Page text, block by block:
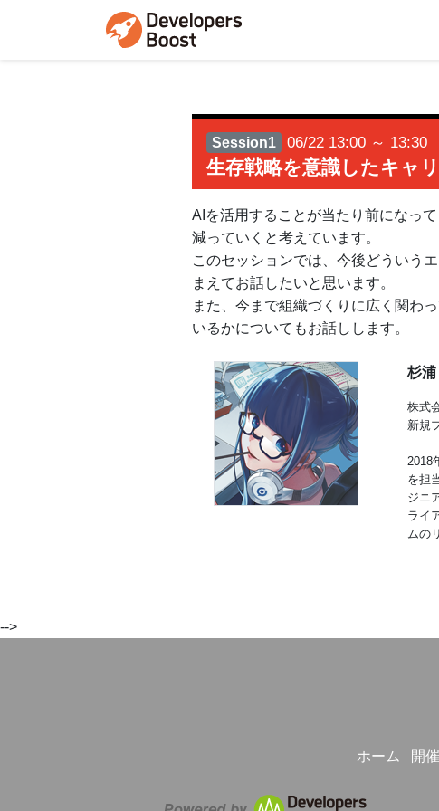
Session1 06/22 13:00 ～ 13:30
生存戦略を意識したキャ
AIを活用することが当たり前になっ
減っていくと考えています。
このセッションでは、今後どういう
まえてお話したいと思います。
また、今まで組織づくりに広く関わ
いるかについてもお話しします。
杉浦
株式
新規
2018
を担
ジニ
ライ
ムの
-->
ホーム 開